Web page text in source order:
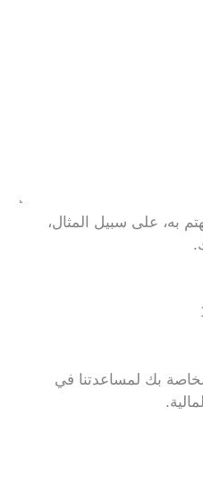
به، على سبيل المثال،
بك لمساعدتنا في